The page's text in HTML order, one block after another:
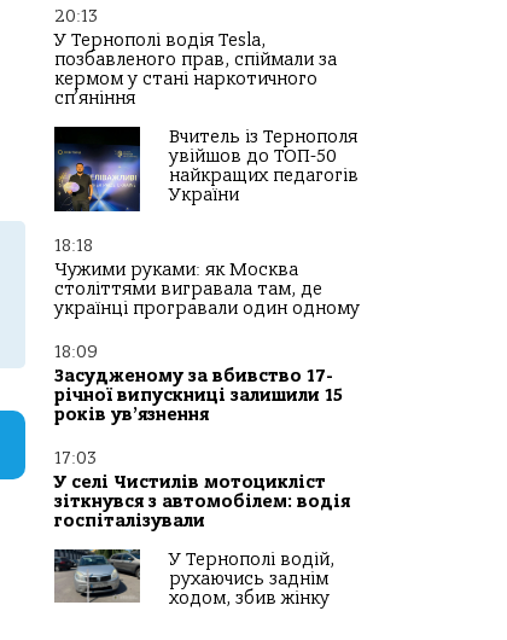
20:13
У Тернополі водія Tesla,
позбавленого прав, спіймали за
кермом у стані наркотичного
сп’яніння
Вчитель із Тернополя
увійшов до ТОП-50
найкращих педагогів
України
18:18
Чужими руками: як Москва
століттями вигравала там, де
українці програвали один одному
18:09
Засудженому за вбивство 17-
річної випускниці залишили 15
років ув’язнення
17:03
У селі Чистилів мотоцикліст
зіткнувся з автомобілем: водія
госпіталізували
У Тернополі водій,
рухаючись заднім
ходом, збив жінку